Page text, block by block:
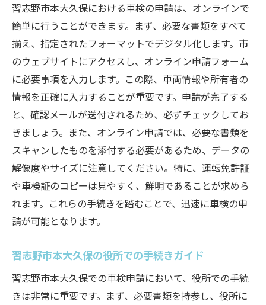
習志野市本大久保における車検の申請は、オンラインで
簡単に行うことができます。まず、必要な書類をすべて
揃え、指定されたフォーマットでデジタル化します。市
のウェブサイトにアクセスし、オンライン申請フォーム
に必要事項を入力します。この際、車両情報や所有者の
情報を正確に入力することが重要です。申請が完了する
と、確認メールが送付されるため、必ずチェックしてお
きましょう。また、オンライン申請では、必要な書類を
スキャンしたものを添付する必要があるため、データの
解像度やサイズに注意してください。特に、運転免許証
や車検証のコピーは見やすく、鮮明であることが求めら
れます。これらの手続きを踏むことで、迅速に車検の申
請が可能となります。
習志野市本大久保の役所での手続きガイド
習志野市本大久保での車検申請において、役所での手続
きは非常に重要です。まず、必要書類を持参し、役所に